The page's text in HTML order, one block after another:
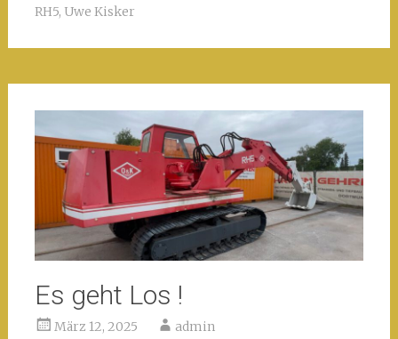
RH5, Uwe Kisker
Es geht Los !
März 12, 2025 admin